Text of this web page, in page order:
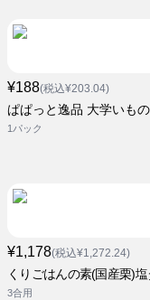
¥188(税込¥203.04)
ぱぱっと逸品 大学いも
1パック
¥1,178(税込¥1,272.24)
くりごはんの素(国産栗)
3合用